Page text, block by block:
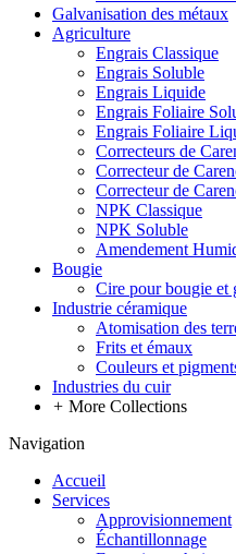
Galvanisation des métaux
Agriculture
Engrais Classique
Engrais Soluble
Engrais Liquide
Engrais Foliaire
Engrais Foliaire
Correcteurs de
Correcteur de
Correcteur de
NPK Classique
NPK Soluble
Amendement
Bougie
Cire pour bougie et
Industrie céramique
Atomisation des
Frits et émaux
Couleurs et
Industries du cuir
+ More Collections
Navigation
Accueil
Services
Approvisionnement
Échantillonnage